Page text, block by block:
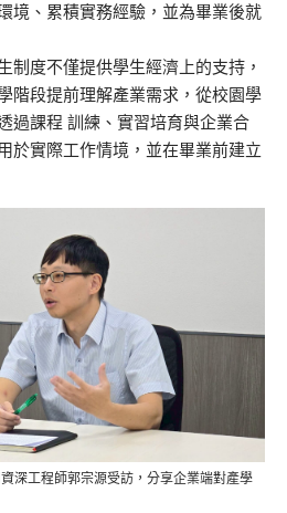
境、累積實務經驗，並為畢業後就
制度不僅提供學生經濟上的支持，
階段提前理解產業需求，從校園學
過課程 訓練、實習培育與企業合
於實際工作情境，並在畢業前建立
深工程師郭宗源受訪，分享企業端對產學